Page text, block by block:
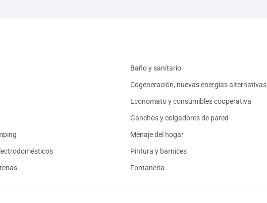
Baño y sanitario
Cogeneración, nuevas energías alternativas
Economato y consumibles cooperativa
Ganchos y colgadores de pared
Menaje del hogar
Pintura y barnices
Fontanería